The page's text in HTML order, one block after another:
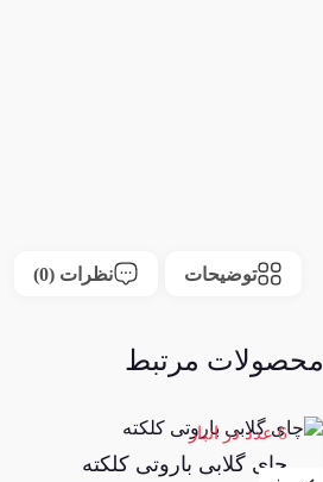
توضیحات نظرات (0)
محصولات مرتبط
6 عدد در انبار
چای گلابی باروتی کلکته